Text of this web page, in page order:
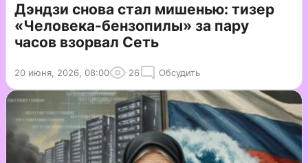
Дэндзи снова стал мишенью: тизер
«Человека-бензопилы» за пару
часов взорвал Сеть
20 июня, 2026, 08:00 26 Обсудить